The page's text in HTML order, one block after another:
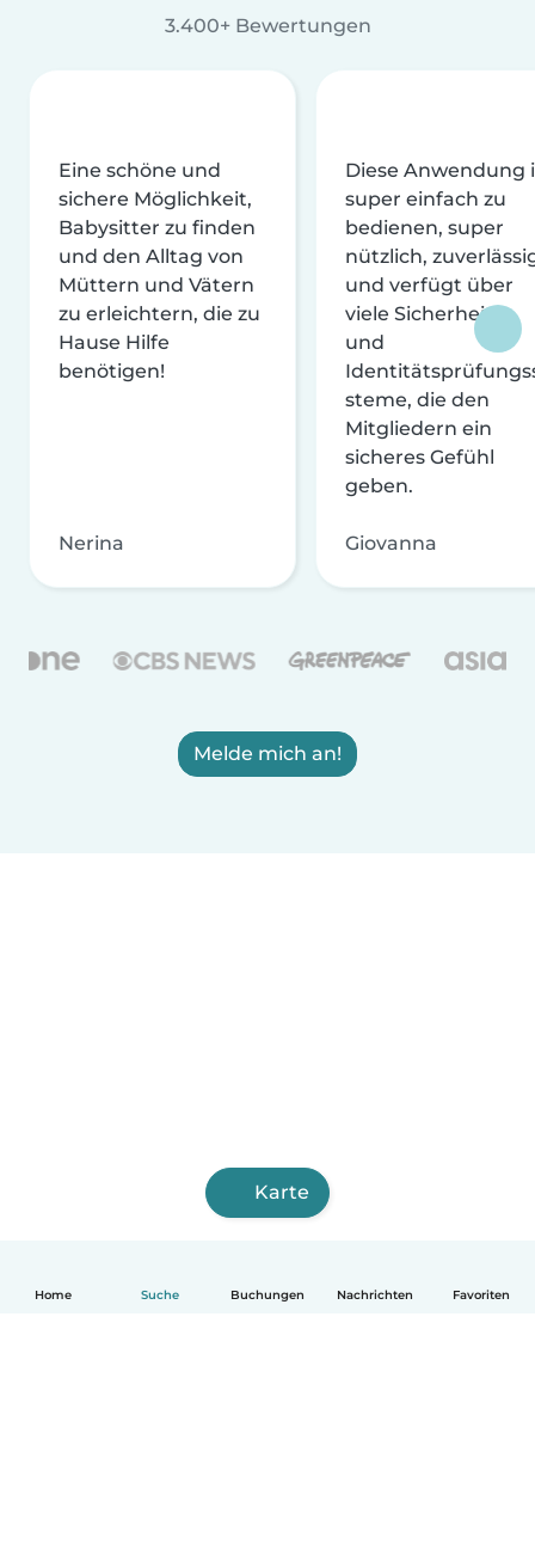
Home Suche Buchungen Nachrichten Favoriten
3.400+ Bewertungen
Eine schöne und
sichere Möglichkeit,
Babysitter zu finden
und den Alltag von
Müttern und Vätern
zu erleichtern, die zu
Hause Hilfe
benötigen!
Nerina
Diese Anwendung
super einfach zu
bedienen, super
nützlich,
und verfügt über
viele Sicherheits-
und
steme, die den
Mitgliedern ein
sicheres Gefühl
geben.
Giovanna
Melde mich an!
Karte